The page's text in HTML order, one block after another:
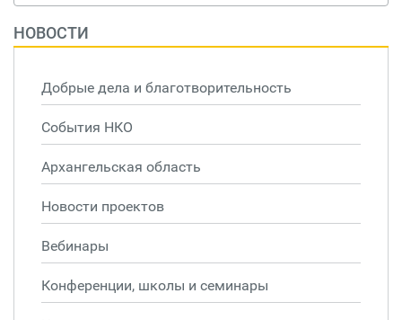
НОВОСТИ
Добрые дела и благотворительность
События НКО
Архангельская область
Новости проектов
Вебинары
Конференции, школы и семинары